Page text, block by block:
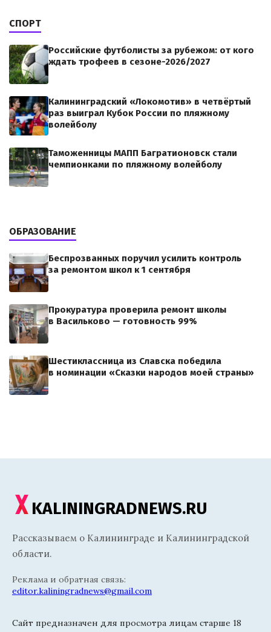
СПОРТ
Российские футболисты за рубежом: от кого
ждать трофеев в сезоне-2026/2027
Калининградский «Локомотив» в четвёртый
раз выиграл Кубок России по пляжному
волейболу
Таможенницы МАПП Багратионовск стали
чемпионками по пляжному волейболу
ОБРАЗОВАНИЕ
Беспрозванных поручил усилить контроль
за ремонтом школ к 1 сентября
Прокуратура проверила ремонт школы
в Васильково — готовность 99%
Шестиклассница из Славска победила
в номинации «Сказки народов моей страны»
KALININGRADNEWS.RU
Рассказываем о Калининграде и Калининградской
области.
Реклама и обратная связь:
editor.kaliningradnews@gmail.com
Сайт предназначен для просмотра лицам старше 18